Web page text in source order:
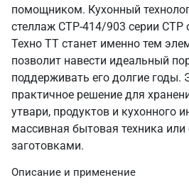
помощником. Кухонный
стеллаж СТР-414/903 серии СТР
Техно ТТ станет именно тем
позволит навести идеальный
поддерживать его долгие годы.
практичное решение для
утвари, продуктов и кухонного
массивная бытовая техника
заготовками.
Описание и применение